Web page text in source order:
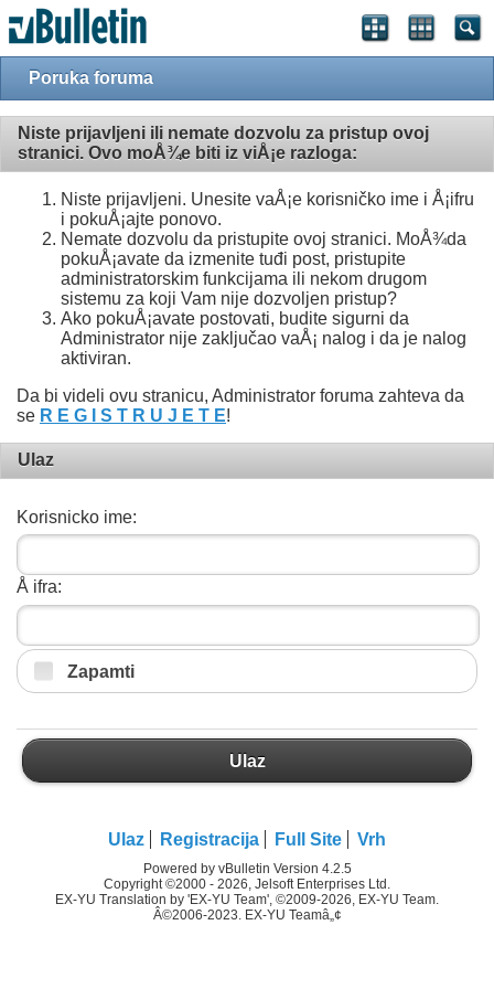
Poruka foruma
Niste prijavljeni ili nemate dozvolu za pristup ovoj
stranici. Ovo moÅ¾e biti iz viÅ¡e razloga:
Niste prijavljeni. Unesite vaÅ¡e korisničko ime i Å¡ifru
i pokuÅ¡ajte ponovo.
Nemate dozvolu da pristupite ovoj stranici. MoÅ¾da
pokuÅ¡avate da izmenite tuđi post, pristupite
administratorskim funkcijama ili nekom drugom
sistemu za koji Vam nije dozvoljen pristup?
Ako pokuÅ¡avate postovati, budite sigurni da
Administrator nije zaključao vaÅ¡ nalog i da je nalog
aktiviran.
Da bi videli ovu stranicu, Administrator foruma zahteva da
se R E G I S T R U J E T E!
Ulaz
Korisnicko ime:
Å ifra:
Zapamti
Ulaz
Ulaz Registracija Full Site Vrh
Powered by vBulletin Version 4.2.5
Copyright ©2000 - 2026, Jelsoft Enterprises Ltd.
EX-YU Translation by 'EX-YU Team', ©2009-2026, EX-YU Team.
Â©2006-2023. EX-YU Teamâ„¢